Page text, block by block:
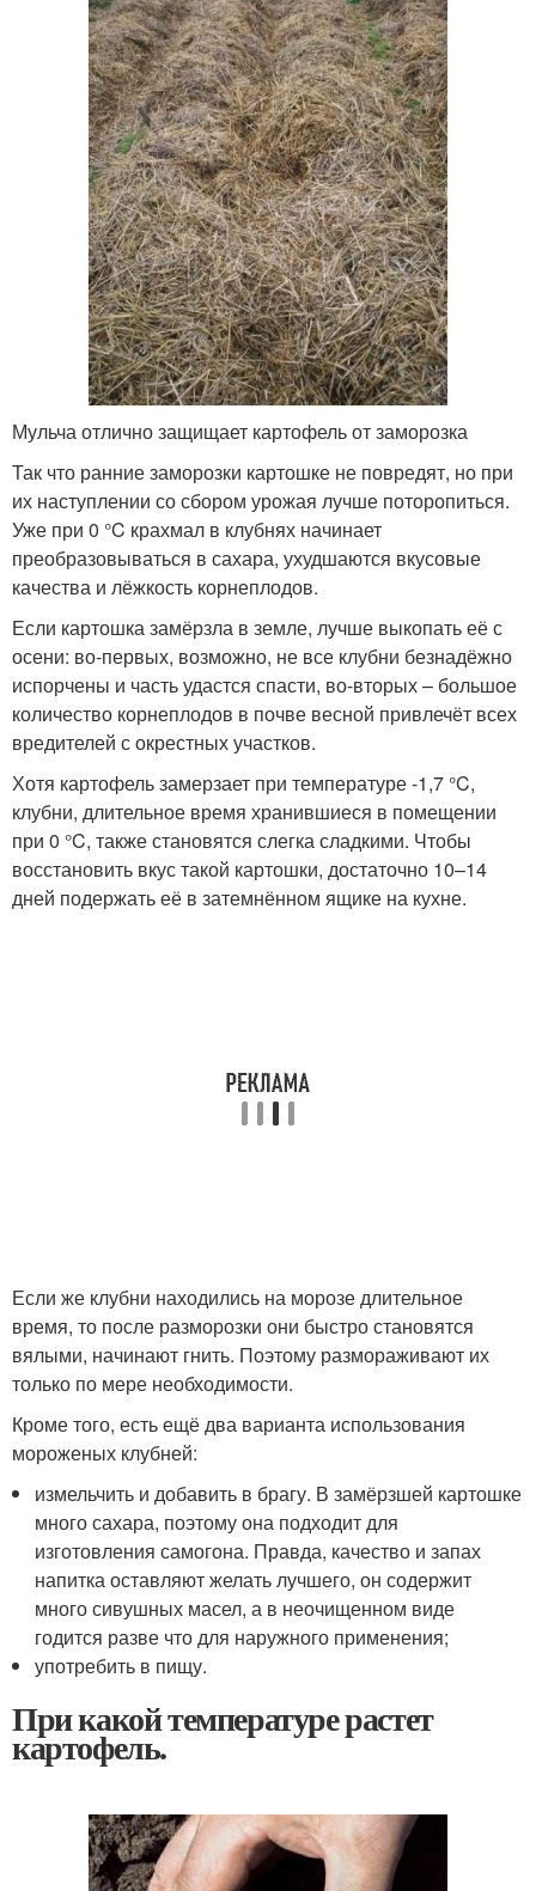
Мульча отлично защищает картофель от заморозка
Так что ранние заморозки картошке не повредят, но при
их наступлении со сбором урожая лучше поторопиться.
Уже при 0 °C крахмал в клубнях начинает
преобразовываться в сахара, ухудшаются вкусовые
качества и лёжкость корнеплодов.
Если картошка замёрзла в земле, лучше выкопать её с
осени: во-первых, возможно, не все клубни безнадёжно
испорчены и часть удастся спасти, во-вторых – большое
количество корнеплодов в почве весной привлечёт всех
вредителей с окрестных участков.
Хотя картофель замерзает при температуре -1,7 °C,
клубни, длительное время хранившиеся в помещении
при 0 °C, также становятся слегка сладкими. Чтобы
восстановить вкус такой картошки, достаточно 10–14
дней подержать её в затемнённом ящике на кухне.
Если же клубни находились на морозе длительное
время, то после разморозки они быстро становятся
вялыми, начинают гнить. Поэтому размораживают их
только по мере необходимости.
Кроме того, есть ещё два варианта использования
мороженых клубней:
измельчить и добавить в брагу. В замёрзшей картошке
много сахара, поэтому она подходит для
изготовления самогона. Правда, качество и запах
напитка оставляют желать лучшего, он содержит
много сивушных масел, а в неочищенном виде
годится разве что для наружного применения;
употребить в пищу.
При какой температуре растет
картофель.